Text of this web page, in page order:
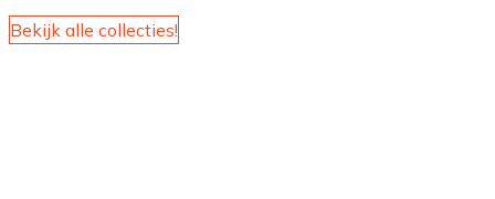
Bekijk alle collecties!